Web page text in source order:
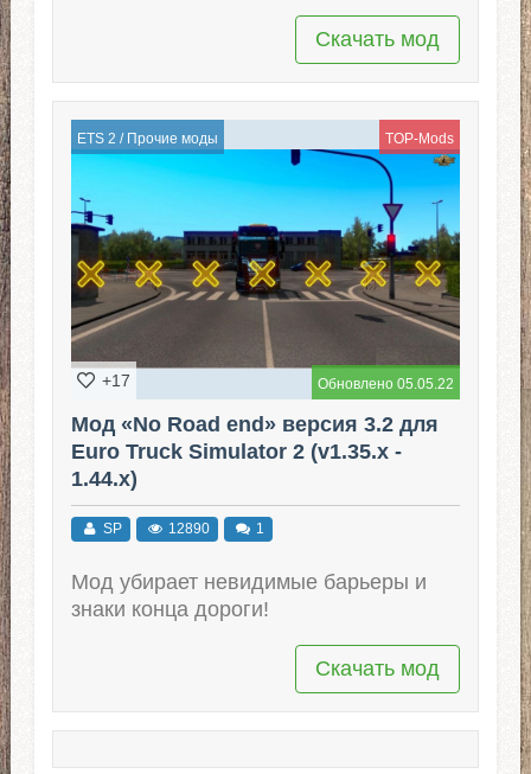
Скачать мод
ETS 2 / Прочие моды TOP-Mods
Обновлено 05.05.22
+17
Мод «No Road end» версия 3.2 для
Euro Truck Simulator 2 (v1.35.x -
1.44.x)
SP 12890 1
Мод убирает невидимые барьеры и
знаки конца дороги!
Скачать мод